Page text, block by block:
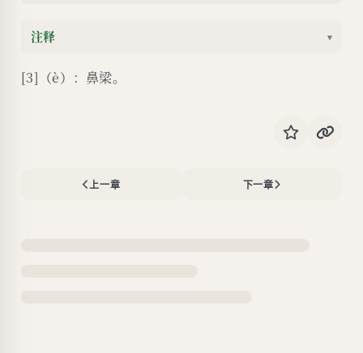
注释 ▾
[3]（è）：鼻梁。
上一章 下一章